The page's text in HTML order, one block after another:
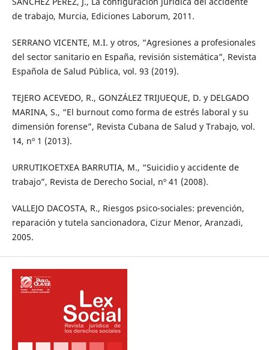
de trabajo, Murcia, Ediciones Laborum, 2011.
SERRANO VICENTE, M.I. y otros, “Agresiones a profesionales
del sector sanitario en España, revisión sistemática”, Revista
Española de Salud Pública, vol. 93 (2019).
TEJERO ACEVEDO, R., GONZÁLEZ TRIJUEQUE, D. y DELGADO
MARINA, S., “El burnout como forma de estrés laboral y su
dimensión forense”, Revista Cubana de Salud y Trabajo, vol.
14, nº 1 (2013).
URRUTIKOETXEA BARRUTIA, M., “Suicidio y accidente de
trabajo”, Revista de Derecho Social, nº 41 (2008).
VALLEJO DACOSTA, R., Riesgos psico-sociales: prevención,
reparación y tutela sancionadora, Cizur Menor, Aranzadi,
2005.